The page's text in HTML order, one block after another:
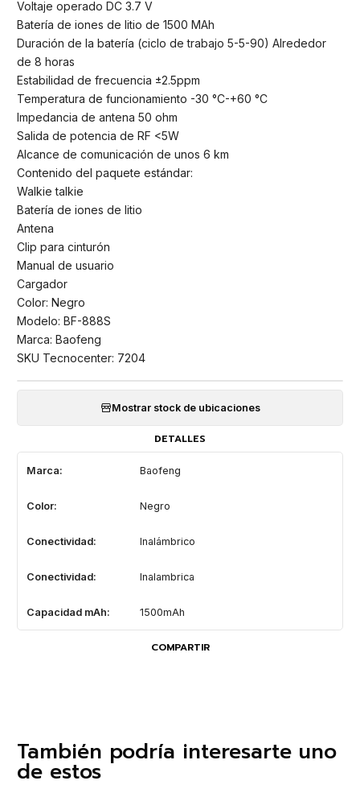
Voltaje operado DC 3.7 V
Batería de iones de litio de 1500 MAh
Duración de la batería (ciclo de trabajo 5-5-90) Alrededor
de 8 horas
Estabilidad de frecuencia ±2.5ppm
Temperatura de funcionamiento -30 °C-+60 °C
Impedancia de antena 50 ohm
Salida de potencia de RF <5W
Alcance de comunicación de unos 6 km
Contenido del paquete estándar:
Walkie talkie
Batería de iones de litio
Antena
Clip para cinturón
Manual de usuario
Cargador
Color: Negro
Modelo: BF-888S
Marca: Baofeng
SKU Tecnocenter: 7204
Mostrar stock de ubicaciones
DETALLES
Marca: Baofeng
Color: Negro
Conectividad: Inalámbrico
Conectividad: Inalambrica
Capacidad mAh: 1500mAh
COMPARTIR
También podría interesarte uno
de estos